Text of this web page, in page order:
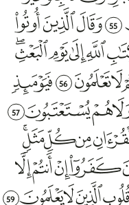
55
56
57
59